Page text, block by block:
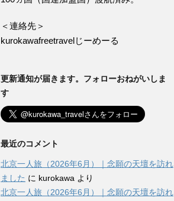
＜連絡先＞
kurokawafreetravelじーめーる
更新通知が届きます。フォローおねがいしま
す
最近のコメント
北京一人旅（2026年6月）｜念願の天壇を訪れ
ました に kurokawa より
北京一人旅（2026年6月）｜念願の天壇を訪れ